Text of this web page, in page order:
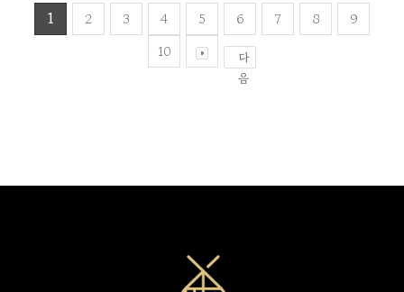
1 2 3 4 5 6 7 8
9
10
다
음